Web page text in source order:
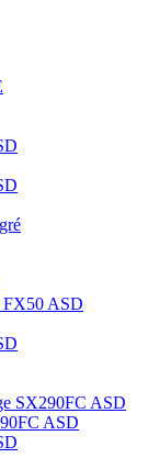
FX50 ASD
SX290FC ASD
ASD